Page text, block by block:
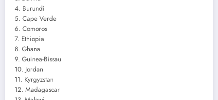
4. Burundi
5. Cape Verde
6. Comoros
7. Ethiopia
8. Ghana
9. Guinea-Bissau
10. Jordan
11. Kyrgyzstan
12. Madagascar